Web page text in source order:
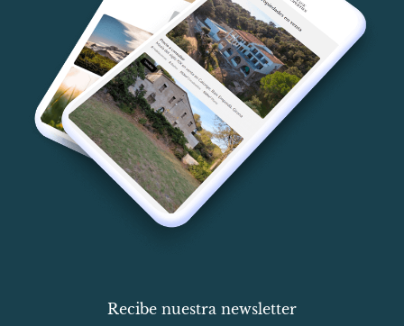
Recibe nuestra newsletter